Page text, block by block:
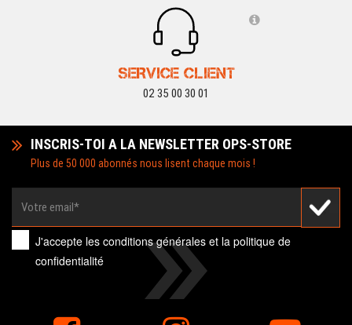
SERVICE CLIENT
02 35 00 30 01
INSCRIS-TOI A LA NEWSLETTER OPS-STORE
Plus de 50 000 abonnés nous lisent chaque mois !
J'accepte lesconditions générales et lapolitique de
confidentialité